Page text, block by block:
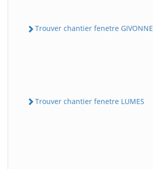
Trouver chantier fenetre GIVONNE
Trouver chantier fenetre LUMES